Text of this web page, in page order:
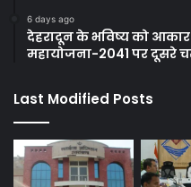
6 days ago
देहरादून के भविष्य को
महायोजना-2041 पर दूसरे
Last Modified Posts